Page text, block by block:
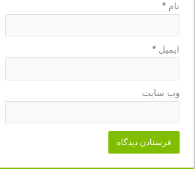
نام*
ایمیل*
وب‌ سایت